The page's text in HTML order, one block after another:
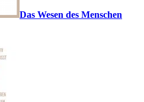
Das Wesen des Menschen